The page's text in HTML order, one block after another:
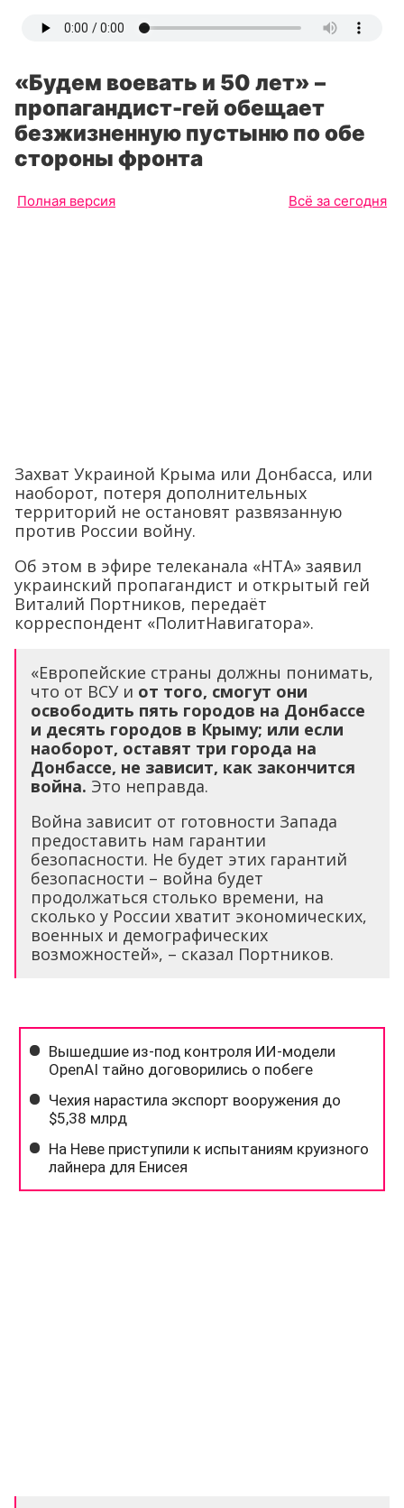
«Будем воевать и 50 лет» –
пропагандист-гей обещает
безжизненную пустыню по обе
стороны фронта
Полная версия Всё за сегодня
Захват Украиной Крыма или Донбасса, или
наоборот, потеря дополнительных
территорий не остановят развязанную
против России войну.
Об этом в эфире телеканала «НТА» заявил
украинский пропагандист и открытый гей
Виталий Портников, передаёт
корреспондент «ПолитНавигатора».
«Европейские страны должны понимать,
что от ВСУ и от того, смогут они
освободить пять городов на Донбассе
и десять городов в Крыму; или если
наоборот, оставят три города на
Донбассе, не зависит, как закончится
война. Это неправда.
Война зависит от готовности Запада
предоставить нам гарантии
безопасности. Не будет этих гарантий
безопасности – война будет
продолжаться столько времени, на
сколько у России хватит экономических,
военных и демографических
возможностей», – сказал Портников.